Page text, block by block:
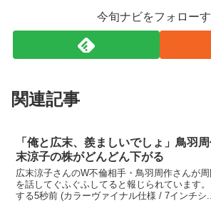
今旬ナビをフォロー
関連記事
「俺と広末、羨ましいでしょ」鳥羽
末涼子の株がどんどん下がる
広末涼子さんのW不倫相手・鳥羽周作さんが
を話してぐふぐふしてると報じられています
する5秒前 (カラーヴァイナル仕様 / 7インチシ